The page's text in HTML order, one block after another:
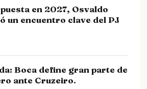
en 2027, Osvaldo
un encuentro clave del PJ
Boca define gran parte de
ante Cruzeiro.